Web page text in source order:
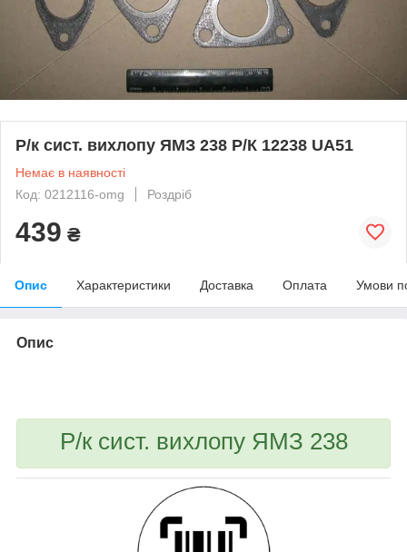
Р/к сист. вихлопу ЯМЗ 238 Р/К 12238 UA51
Немає в наявності
Код: 0212116-omg
Роздріб
439 ₴
Опис Характеристики Доставка Оплата Умови
Опис
Р/к сист. вихлопу ЯМЗ 238